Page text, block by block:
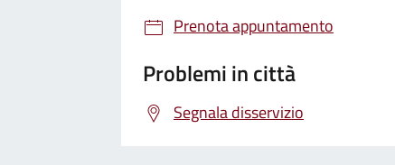
Prenota appuntamento
Problemi in città
Segnala disservizio